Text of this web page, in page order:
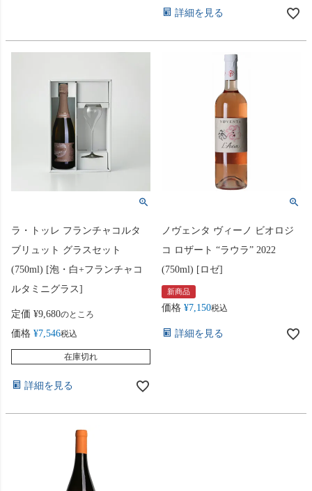
詳細を見る
ラ・トッレ フランチャコルタ
ブリュット グラスセット
(750ml) [泡・白+フランチャコ
ルタミニグラス]
定価 ¥9,680のところ
価格 ¥7,546税込
在庫切れ
詳細を見る
ノヴェンタ ヴィーノ ビオロジ
コ ロザート “ラウラ” 2022
(750ml) [ロゼ]
新商品
価格 ¥7,150税込
詳細を見る